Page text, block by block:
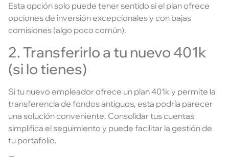
Esta opción solo puede tener sentido si el plan ofrece
opciones de inversión excepcionales y con bajas
comisiones (algo poco común).
2. Transferirlo a tu nuevo 401k
(si lo tienes)
Si tu nuevo empleador ofrece un plan 401k y permite la
transferencia de fondos antiguos, esta podría parecer
una solución conveniente. Consolidar tus cuentas
simplifica el seguimiento y puede facilitar la gestión de
tu portafolio.